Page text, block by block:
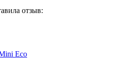
отзыв:
Eco